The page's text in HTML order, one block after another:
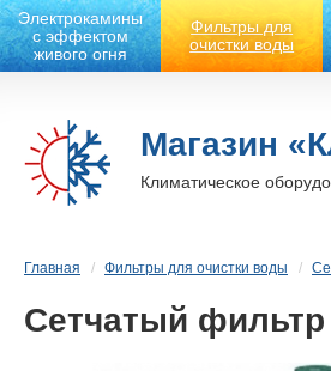
Электрокамины
с эффектом
живого огня
Фильтры для
очистки воды
Магазин
Климатическое
Главная Фильтры для очистки воды
Сетчатый фильтр